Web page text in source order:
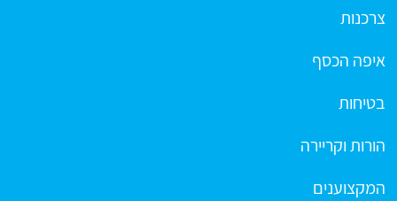
צרכנות
איפה הכסף
בטיחות
הורות וקריירה
המקצוענים